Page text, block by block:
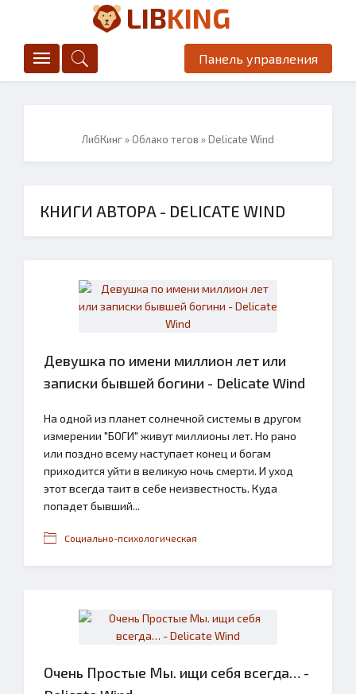
LIBKING
Панель управления
ЛибКинг» Облако тегов » Delicate Wind
КНИГИ АВТОРА - DELICATE WIND
Девушка по имени миллион лет или
записки бывшей богини - Delicate Wind
На одной из планет солнечной системы в другом
измерении "БОГИ" живут миллионы лет. Но рано
или поздно всему наступает конец и богам
приходится уйти в великую ночь смерти. И уход
этот всегда таит в себе неизвестность. Куда
попадет бывший...
Социально-психологическая
Очень Простые Мы. ищи себя всегда… -